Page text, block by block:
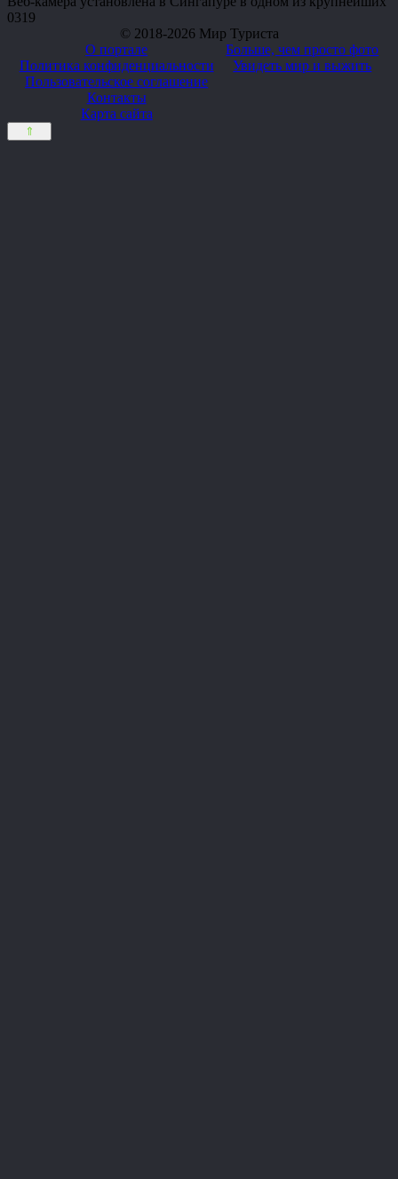
0319
© 2018-2026 Мир Туриста
О портале
Политика конфиденциальности
Пользовательское соглашение
Контакты
Карта сайта
Больше, чем просто фото
Увидеть мир и выжить